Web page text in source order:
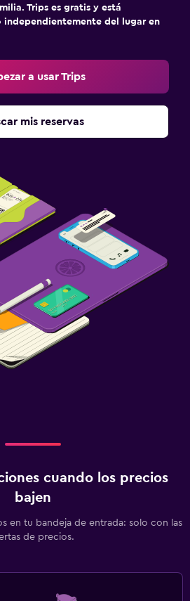
Trips es gratis y está
independientemente del lugar en
a usar Trips
mis reservas
cuando los precios
bajen
en tu bandeja de entrada: solo con las
de precios.